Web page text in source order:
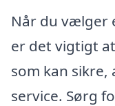
Når du vælger
er det vigtigt
som kan
service. Sørg